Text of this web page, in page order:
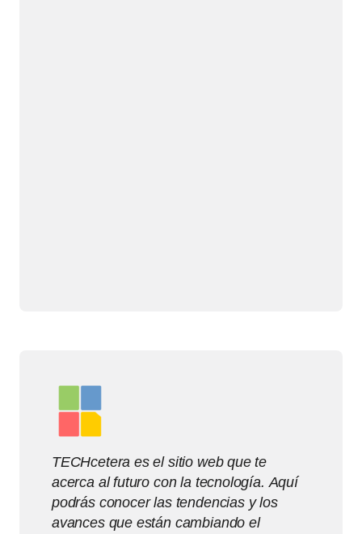
TECHcetera es el sitio web que te
acerca al futuro con la tecnología. Aquí
podrás conocer las tendencias y los
avances que están cambiando el